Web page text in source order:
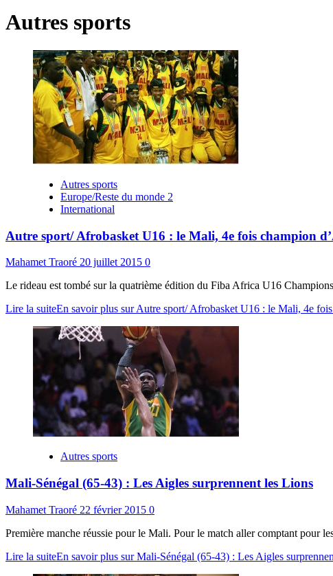
Autres sports
Autres sports
Europe/Reste du monde 2
International
Autre sport/ Afrobasket U16 : le Mali, 4e fois champion
Mahamet Traoré 20 juillet 2015 0
Le rideau est tombé sur la quatrième édition du Fiba Africa U16
Lire la suiteEn savoir plus sur Autre sport/ Afrobasket U16 : le Mali, 4e
Autres sports
Mali-Sénégal (65-43) : Les Aigles surprennent les Lions
Mahamet Traoré 22 février 2015 0
Première manche réussie pour le Mali. Pour le match aller comptant pour
Lire la suiteEn savoir plus sur Mali-Sénégal (65-43) : Les Aigles